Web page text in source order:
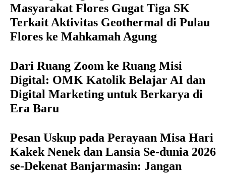
Masyarakat Flores Gugat Tiga SK
Terkait Aktivitas Geothermal di Pulau
Flores ke Mahkamah Agung
Dari Ruang Zoom ke Ruang Misi
Digital: OMK Katolik Belajar AI dan
Digital Marketing untuk Berkarya di
Era Baru
Pesan Uskup pada Perayaan Misa Hari
Kakek Nenek dan Lansia Se-dunia 2026
se-Dekenat Banjarmasin: Jangan